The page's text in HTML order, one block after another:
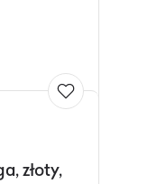
złoty,